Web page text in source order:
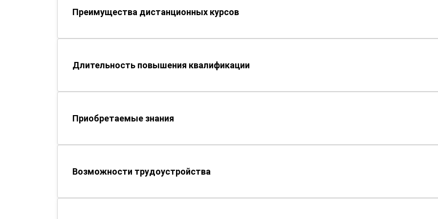
Преимущества дистанционных курсов
Длительность повышения квалификации
Приобретаемые знания
Возможности трудоустройства